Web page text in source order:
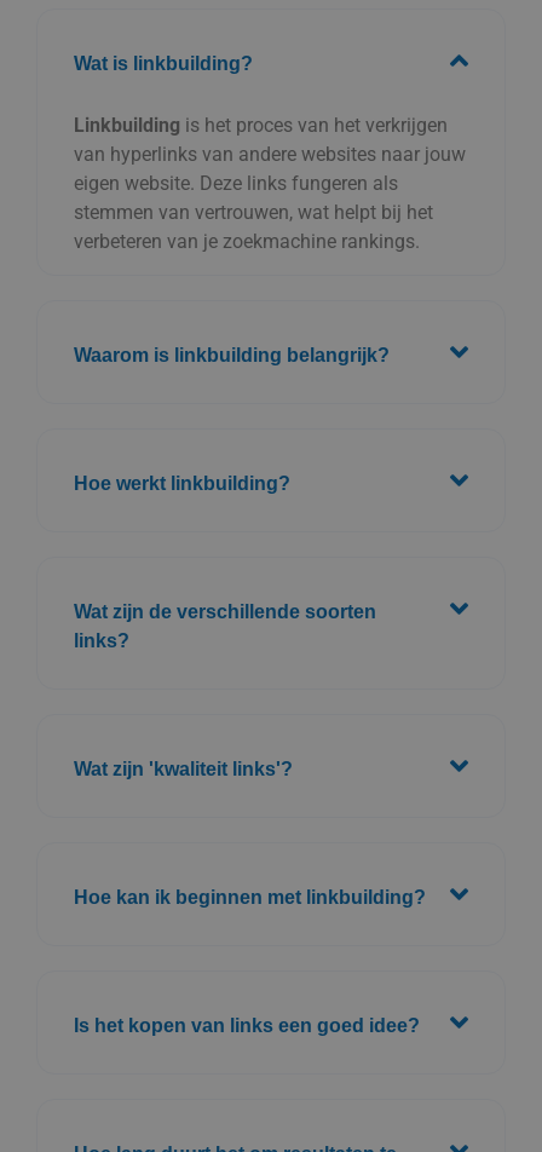
Wat is linkbuilding?
Linkbuilding is het proces van het verkrijgen
van hyperlinks van andere websites naar jouw
eigen website. Deze links fungeren als
stemmen van vertrouwen, wat helpt bij het
verbeteren van je zoekmachine rankings.
Waarom is linkbuilding belangrijk?
Hoe werkt linkbuilding?
Wat zijn de verschillende soorten
links?
Wat zijn 'kwaliteit links'?
Hoe kan ik beginnen met linkbuilding?
Is het kopen van links een goed idee?